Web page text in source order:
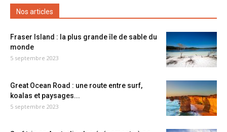
Nos articles
Fraser Island : la plus grande île de sable du
monde
5 septembre 2023
Great Ocean Road : une route entre surf,
koalas et paysages...
5 septembre 2023